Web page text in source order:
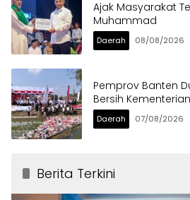
Ajak Masyarakat
Muhammad
Daerah 08/08/2026
Pemprov Banten
Bersih
Daerah 07/08/2026
Berita Terkini